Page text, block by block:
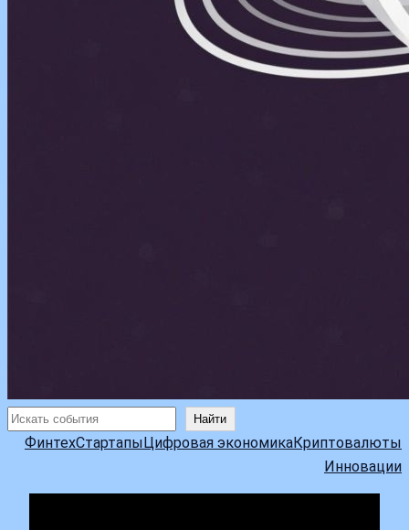
Поиск Найти
ФинтехСтартапыЦифровая экономикаКриптовалюты
Инновации